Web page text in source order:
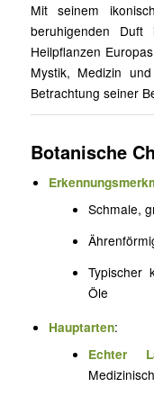
Mit seinem
beruhigenden
Heilpflanzen
Mystik, Medizin
Betrachtung seiner
Botanische
Schmale,
Typischer
Öle
Hauptarten:
Echter